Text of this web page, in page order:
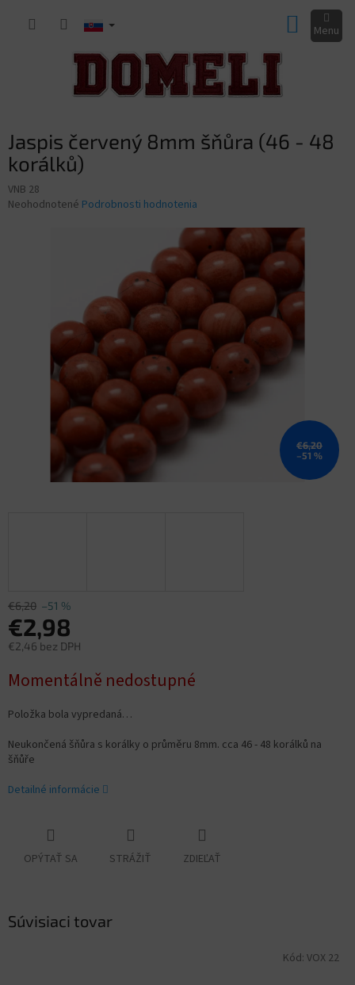
KOŠÍK
Jaspis červený 8mm šňůra (46 - 48
korálků)
VNB 28
Priemerné
Neohodnotené Podrobnosti hodnotenia
€6,20
–51 %
€6,20 –51 %
€2,98
€2,46 bez DPH
cena:
Momentálně nedostupné
Položka bola vypredaná…
Neukončená šňůra s korálky o průměru 8mm. cca 46 - 48 korálků na
šňůře
Detailné informácie
OPÝTAŤ SA STRÁŽIŤ ZDIEĽAŤ
Súvisiaci tovar
Kód: VOX 22